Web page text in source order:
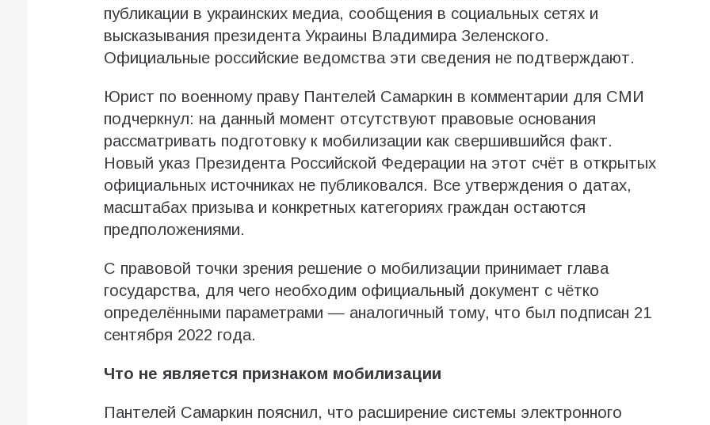
публикации в украинских медиа, сообщения в социальных сетях и
высказывания президента Украины Владимира Зеленского.
Официальные российские ведомства эти сведения не подтверждают.
Юрист по военному праву Пантелей Самаркин в комментарии для СМИ
подчеркнул: на данный момент отсутствуют правовые основания
рассматривать подготовку к мобилизации как свершившийся факт.
Новый указ Президента Российской Федерации на этот счёт в открытых
официальных источниках не публиковался. Все утверждения о датах,
масштабах призыва и конкретных категориях граждан остаются
предположениями.
С правовой точки зрения решение о мобилизации принимает глава
государства, для чего необходим официальный документ с чётко
определёнными параметрами — аналогичный тому, что был подписан 21
сентября 2022 года.
Что не является признаком мобилизации
Пантелей Самаркин пояснил, что расширение системы электронного